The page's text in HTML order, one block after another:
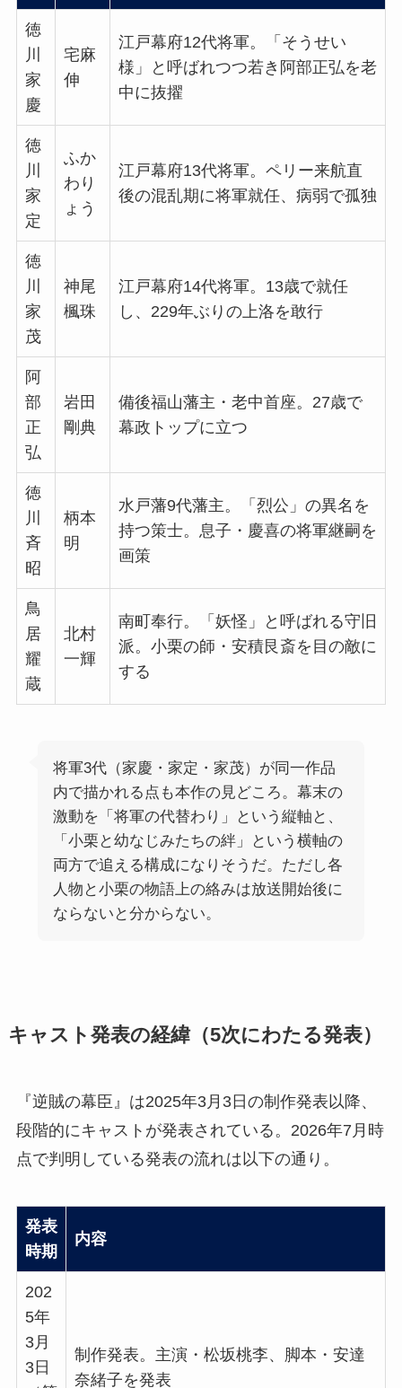
徳
川
家
慶
宅麻
伸
江戸幕府12代将軍。「そうせい
様」と呼ばれつつ若き阿部正弘を老
中に抜擢
徳
川
家
定
ふか
わり
ょう
江戸幕府13代将軍。ペリー来航直
後の混乱期に将軍就任、病弱で孤独
徳
川
家
茂
神尾
楓珠
江戸幕府14代将軍。13歳で就任
し、229年ぶりの上洛を敢行
阿
部
正
弘
岩田
剛典
備後福山藩主・老中首座。27歳で
幕政トップに立つ
徳
川
斉
昭
柄本
明
水戸藩9代藩主。「烈公」の異名を
持つ策士。息子・慶喜の将軍継嗣を
画策
鳥
居
耀
蔵
北村
一輝
南町奉行。「妖怪」と呼ばれる守旧
派。小栗の師・安積艮斎を目の敵に
する
将軍3代（家慶・家定・家茂）が同一作品
内で描かれる点も本作の見どころ。幕末の
激動を「将軍の代替わり」という縦軸と、
「小栗と幼なじみたちの絆」という横軸の
両方で追える構成になりそうだ。ただし各
人物と小栗の物語上の絡みは放送開始後に
ならないと分からない。
キャスト発表の経緯（5次にわたる発表）
『逆賊の幕臣』は2025年3月3日の制作発表以降、
段階的にキャストが発表されている。2026年7月時
点で判明している発表の流れは以下の通り。
発表
時期
内容
202
5年
3月
3日
制作発表。主演・松坂桃李、脚本・安達
奈緒子を発表